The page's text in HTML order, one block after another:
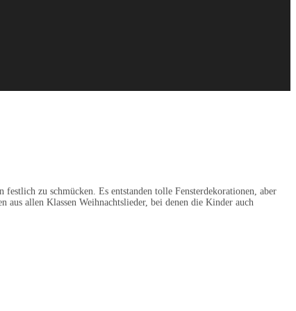
zu schmücken. Es entstanden tolle Fensterdekorationen, aber
allen Klassen Weihnachtslieder, bei denen die Kinder auch